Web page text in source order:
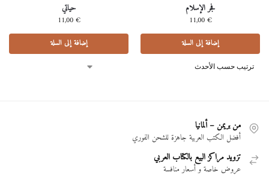
فجر اﻹسلام
11,00€
إضافة إلى السلة
حياتي
11,00€
إضافة إلى السلة
من بريمن – ألمانيا
أفضل الكتب العربية جاهزة للشحن الفوري
تزويد مراكز البيع بالكتاب العربي
عروض خاصة و أسعار منافسة